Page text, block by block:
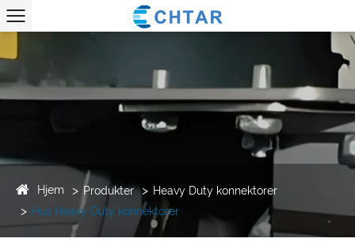
Hjem Produkter
Heavy Duty konnektorer
Hus Heavy Duty konnektorer